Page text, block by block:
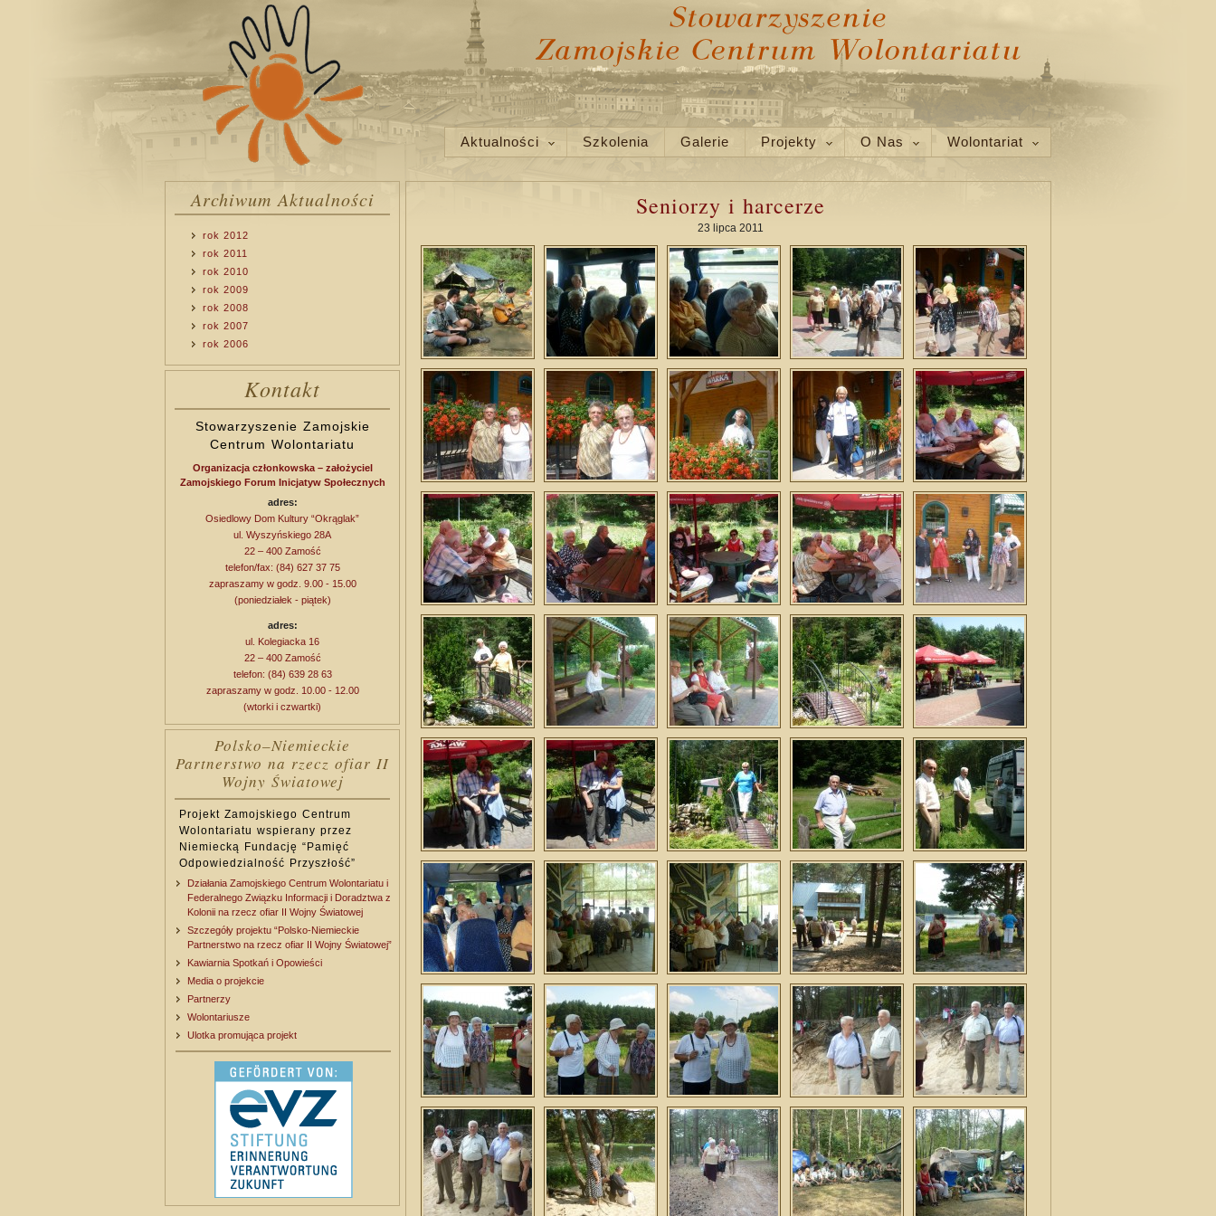
Aktualności Szkolenia Galerie Projekty O Nas Wolontariat
Archiwum Aktualności
rok 2012
rok 2011
rok 2010
rok 2009
rok 2008
rok 2007
rok 2006
Kontakt
Stowarzyszenie Zamojskie
Centrum Wolontariatu
Organizacja członkowska – założyciel
Zamojskiego Forum Inicjatyw Społecznych
adres:
Osiedlowy Dom Kultury “Okrąglak”
ul. Wyszyńskiego 28A
22 – 400 Zamość
telefon/fax: (84) 627 37 75
zapraszamy w godz. 9.00 - 15.00
(poniedziałek - piątek)
adres:
ul. Kolegiacka 16
22 – 400 Zamość
telefon: (84) 639 28 63
zapraszamy w godz. 10.00 - 12.00
(wtorki i czwartki)
Polsko–Niemieckie
Partnerstwo na rzecz ofiar II
Wojny Światowej
Projekt Zamojskiego Centrum
Wolontariatu wspierany przez
Niemiecką Fundację “Pamięć
Odpowiedzialność Przyszłość”
Działania Zamojskiego Centrum Wolontariatu i
Federalnego Związku Informacji i Doradztwa z
Kolonii na rzecz ofiar II Wojny Światowej
Szczegóły projektu “Polsko-Niemieckie
Partnerstwo na rzecz ofiar II Wojny Światowej”
Kawiarnia Spotkań i Opowieści
Media o projekcie
Partnerzy
Wolontariusze
Ulotka promująca projekt
Seniorzy i harcerze
23 lipca 2011